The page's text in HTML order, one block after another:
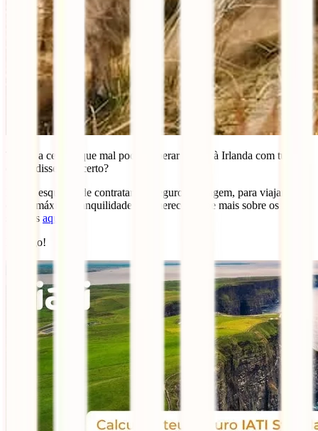
Temos a certeza que mal podes esperar para ir à Irlanda com tudo o
que te dissemos, certo?
Não te esqueças de contratar um seguro de viagem, para viajares
com a máxima tranquilidade que mereces, sabe mais sobre os nossos
seguros aqui
Let´s go!